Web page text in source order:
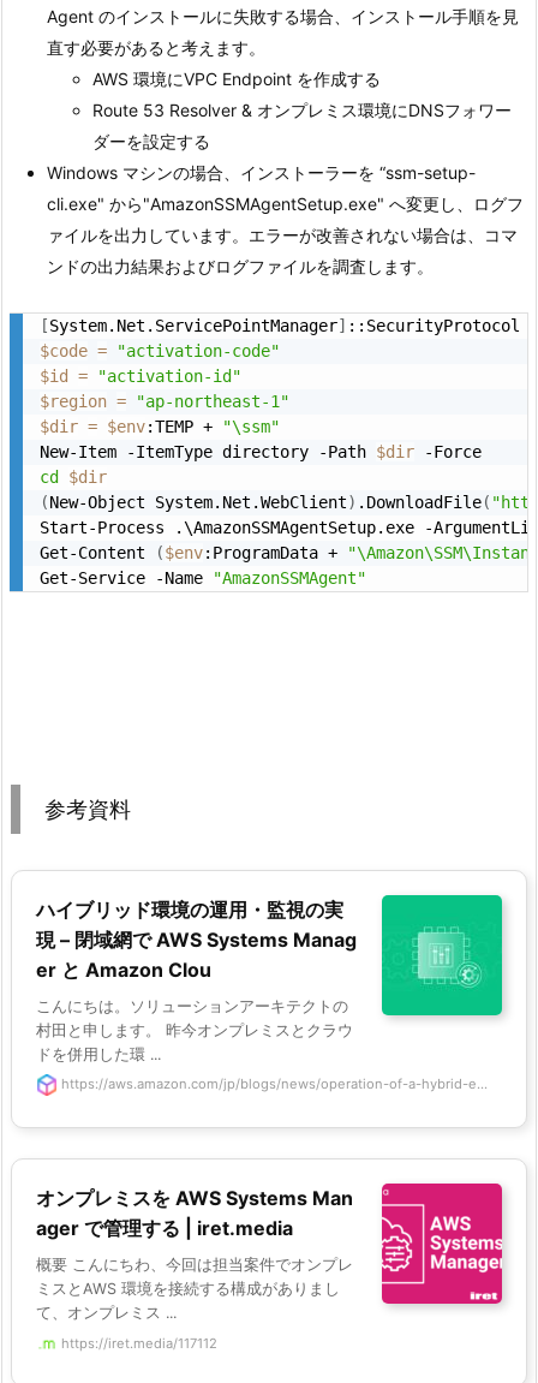
Agent のインストールに失敗する場合、インストール手順を見
直す必要があると考えます。
AWS 環境にVPC Endpoint を作成する
Route 53 Resolver & オンプレミス環境にDNSフォワー
ダーを設定する
Windows マシンの場合、インストーラーを “ssm-setup-
cli.exe" から"AmazonSSMAgentSetup.exe" へ変更し、ログフ
ァイルを出力しています。エラーが改善されない場合は、コマ
ンドの出力結果およびログファイルを調査します。
[System.Net.ServicePointManager] ::SecurityProtocol
$code =
"activation-code"
$id
=
"activation-id"
$region =
"ap-northeast-1"
$dir = $env:TEMP +
"\ssm"
New-Item -ItemType directory -Path $dir
cd
$dir
(New-Object System.Net.WebClient) .DownloadFile(
Start-Process .\AmazonSSMAgentSetup.exe -
Get-Content
($env:ProgramData +
Get-Service -Name
"AmazonSSMAgent"
参考資料
ハイブリッド環境の運用・監視の実
現 – 閉域網で AWS Systems Manag
er と Amazon Clou
こんにちは。ソリューションアーキテクトの
村田と申します。 昨今オンプレミスとクラウ
ドを併用した環 ...
https://aws.amazon.com/jp/blogs/news/operation-of-a-hybrid-e...
オンプレミスを AWS Systems Man
ager で管理する | iret.media
概要 こんにちわ、今回は担当案件でオンプレ
ミスとAWS 環境を接続する構成がありまし
て、オンプレミス ...
https://iret.media/117112